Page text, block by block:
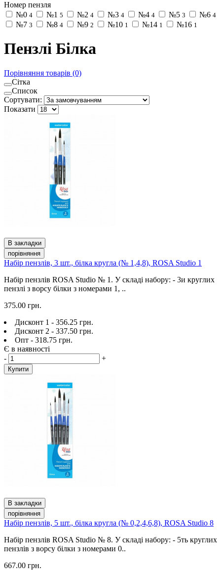
Номер пензля
№0 4 №1 5 №2 4 №3 4 №4 4 №5 3 №6 4
№7 3 №8 4 №9 2 №10 1 №14 1 №16 1
Пензлі Білка
Порівняння товарів (0)
Сітка
Список
Сортувати:
Показати
В закладки
порівняння
Набір пензлів, 3 шт., білка кругла (№ 1,4,8), ROSA Studio 1
Набір пензлів ROSA Studio № 1. У складі набору: - 3и круглих
пензлі з ворсу білки з номерами 1, ..
375.00 грн.
Дисконт 1 - 356.25 грн.
Дисконт 2 - 337.50 грн.
Опт - 318.75 грн.
Є в наявності
-
+
Купити
В закладки
порівняння
Набір пензлів, 5 шт., білка кругла (№ 0,2,4,6,8), ROSA Studio 8
Набір пензлів ROSA Studio № 8. У складі набору: - 5ть круглих
пензлів з ворсу білки з номерами 0..
667.00 грн.